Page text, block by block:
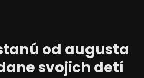
od augusta
svojich detí